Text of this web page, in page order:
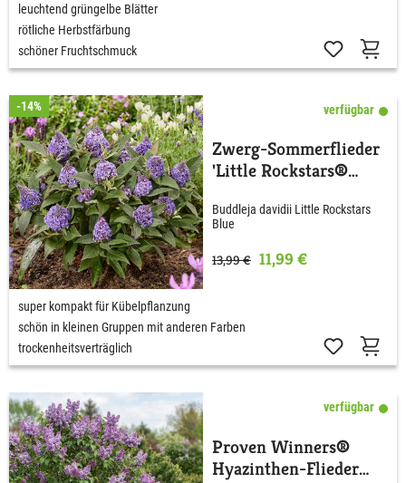
leuchtend grüngelbe Blätter
rötliche Herbstfärbung
schöner Fruchtschmuck
-14% verfügbar
Zwerg-Sommerflieder
'Little Rockstars®
Buddleja davidii Little Rockstars
Blue
13,99 € 11,99 €
super kompakt für Kübelpflanzung
schön in kleinen Gruppen mit anderen Farben
trockenheitsverträglich
verfügbar
Proven Winners®
Hyazinthen-Flieder